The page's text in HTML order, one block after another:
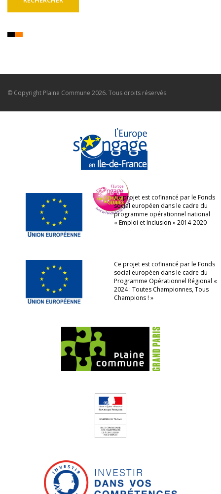
© Copyright Plaine Commune 2026. Tous droits réservés.
Ce projet est cofinancé par le Fonds
social européen dans le cadre du
programme opérationnel national
« Emploi et Inclusion » 2014-2020
Ce projet est cofinancé par le Fonds
social européen dans le cadre du
Programme Opérationnel Régional «
2024 : Toutes Championnes, Tous
Champions ! »